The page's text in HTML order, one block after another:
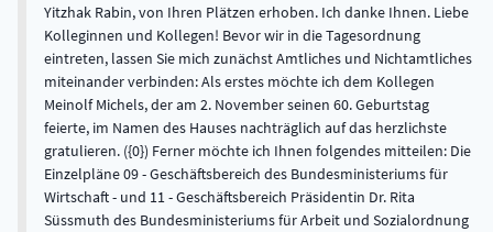
Yitzhak Rabin, von Ihren Plätzen erhoben. Ich danke Ihnen. Liebe
Kolleginnen und Kollegen! Bevor wir in die Tagesordnung
eintreten, lassen Sie mich zunächst Amtliches und Nichtamtliches
miteinander verbinden: Als erstes möchte ich dem Kollegen
Meinolf Michels, der am 2. November seinen 60. Geburtstag
feierte, im Namen des Hauses nachträglich auf das herzlichste
gratulieren. ({0}) Ferner möchte ich Ihnen folgendes mitteilen: Die
Einzelpläne 09 - Geschäftsbereich des Bundesministeriums für
Wirtschaft - und 11 - Geschäftsbereich Präsidentin Dr. Rita
Süssmuth des Bundesministeriums für Arbeit und Sozialordnung